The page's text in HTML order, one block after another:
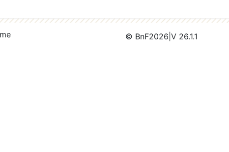
© BnF2026 V 26.1.1